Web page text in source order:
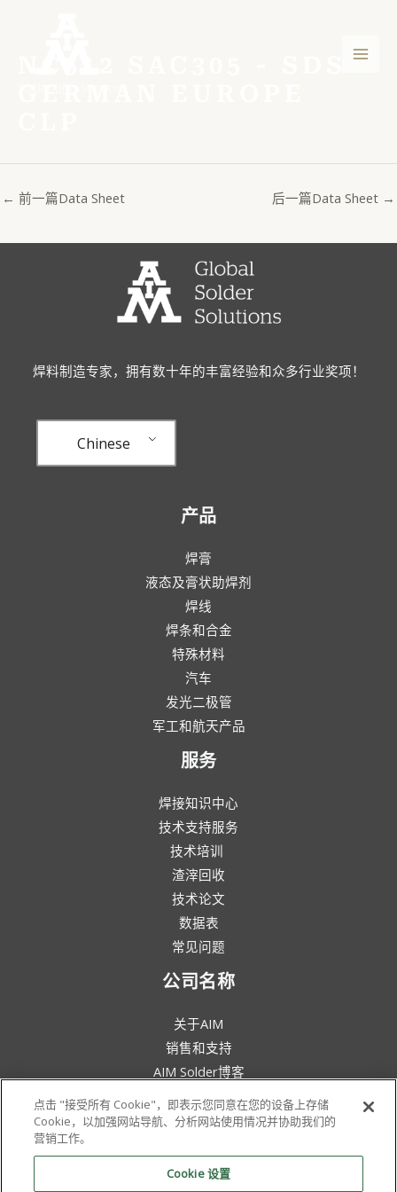
菜
← 前一篇Data Sheet 后一篇Data Sheet →
焊料制造专家，拥有数十年的丰富经验和众多行业奖项！
Chinese
产品
焊膏
液态及膏状助焊剂
焊线
焊条和合金
特殊材料
汽车
发光二极管
军工和航天产品
服务
焊接知识中心
技术支持服务
技术培训
渣滓回收
技术论文
数据表
常见问题
公司名称
关于AIM
销售和支持
AIM Solder博客
条款和条件
法律声明
政策与证书
点击 "接受所有 Cookie"，即表示您同意在您的设备上存储
Cookie，以加强网站导航、分析网站使用情况并协助我们的
营销工作。
Cookie 设置